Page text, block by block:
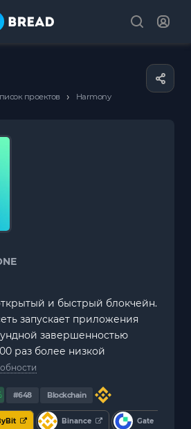
проектов › Harmony
и быстрый блокчейн.
запускает приложения
завершенностью
раз более низкой
#648 Blockchain
Binance Gate